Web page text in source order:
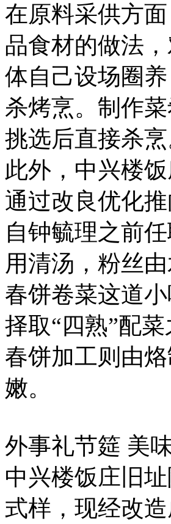
在原料采供方
品食材的做法
体自己设场圈
杀烤烹。制作
挑选后直接杀烹
此外，中兴楼
通过改良优化
自钟毓理之前
用清汤，粉丝
春饼卷菜这道
择取“四熟”配
春饼加工则由
嫩。
外事礼节筵 美
中兴楼饭庄旧
式样，现经改